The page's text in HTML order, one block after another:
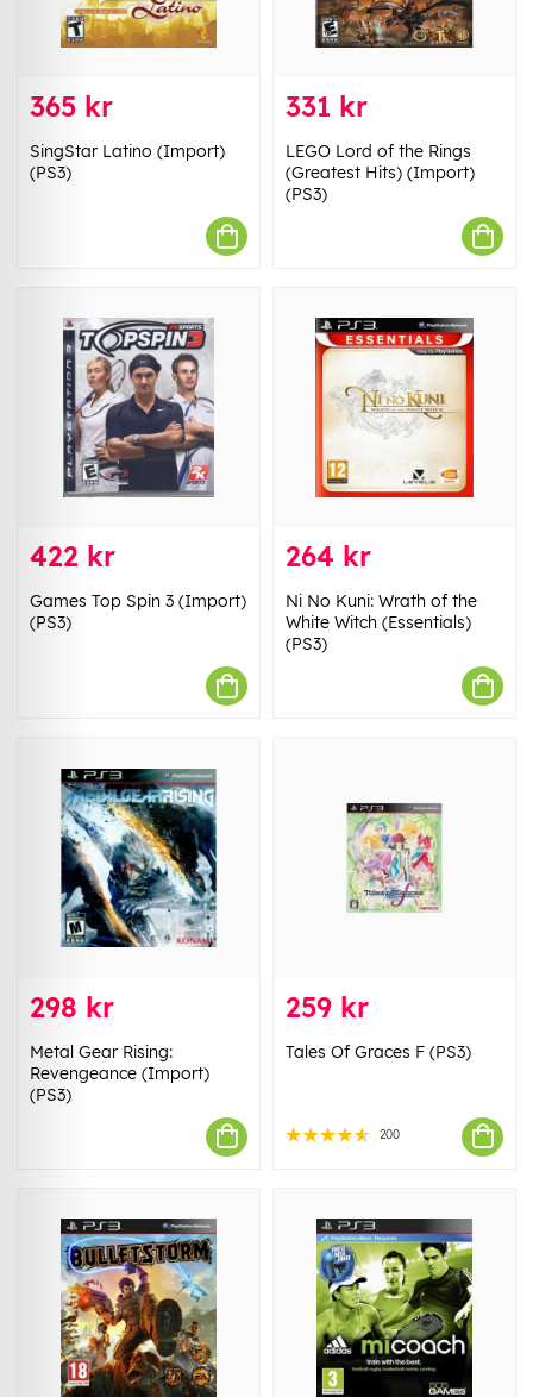
365 kr
SingStar Latino (Import)
(PS3)
331 kr
LEGO Lord of the Rings
(Greatest Hits) (Import)
(PS3)
422 kr
Games Top Spin 3 (Import)
(PS3)
264 kr
Ni No Kuni: Wrath of the
White Witch (Essentials)
(PS3)
298 kr
Metal Gear Rising:
Revengeance (Import)
(PS3)
259 kr
Tales Of Graces F (PS3)
200